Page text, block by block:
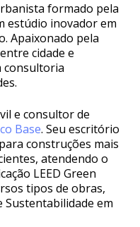
formado pela
estúdio inovador em
Apaixonado pela
cidade e
consultoria
e consultor de
Base. Seu escritório
construções mais
atendendo o
LEED Green
tipos de obras,
Sustentabilidade em